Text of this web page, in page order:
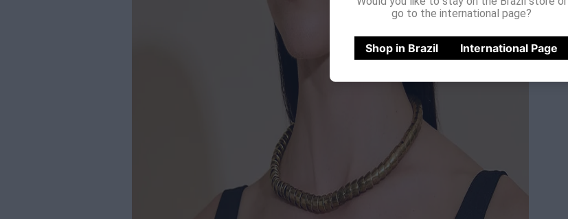
go to the international page?
Shop in Brazil International Page